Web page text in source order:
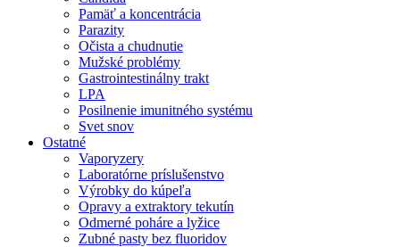
Pamäť a koncentrácia
Parazity
Očista a chudnutie
Mužské problémy
Gastrointestinálny trakt
LPA
Posilnenie imunitného systému
Svet snov
Ostatné
Vaporyzery
Laboratórne príslušenstvo
Výrobky do kúpeľa
Opravy a extraktory tekutín
Odmerné poháre a lyžice
Zubné pasty bez fluoridov